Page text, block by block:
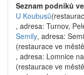
Seznam podniků
U Koubusů
, adresa: Turnov,
Semily, adresa:
(restaurace ve městě
, adresa: Lomnice
(restaurace ve městě